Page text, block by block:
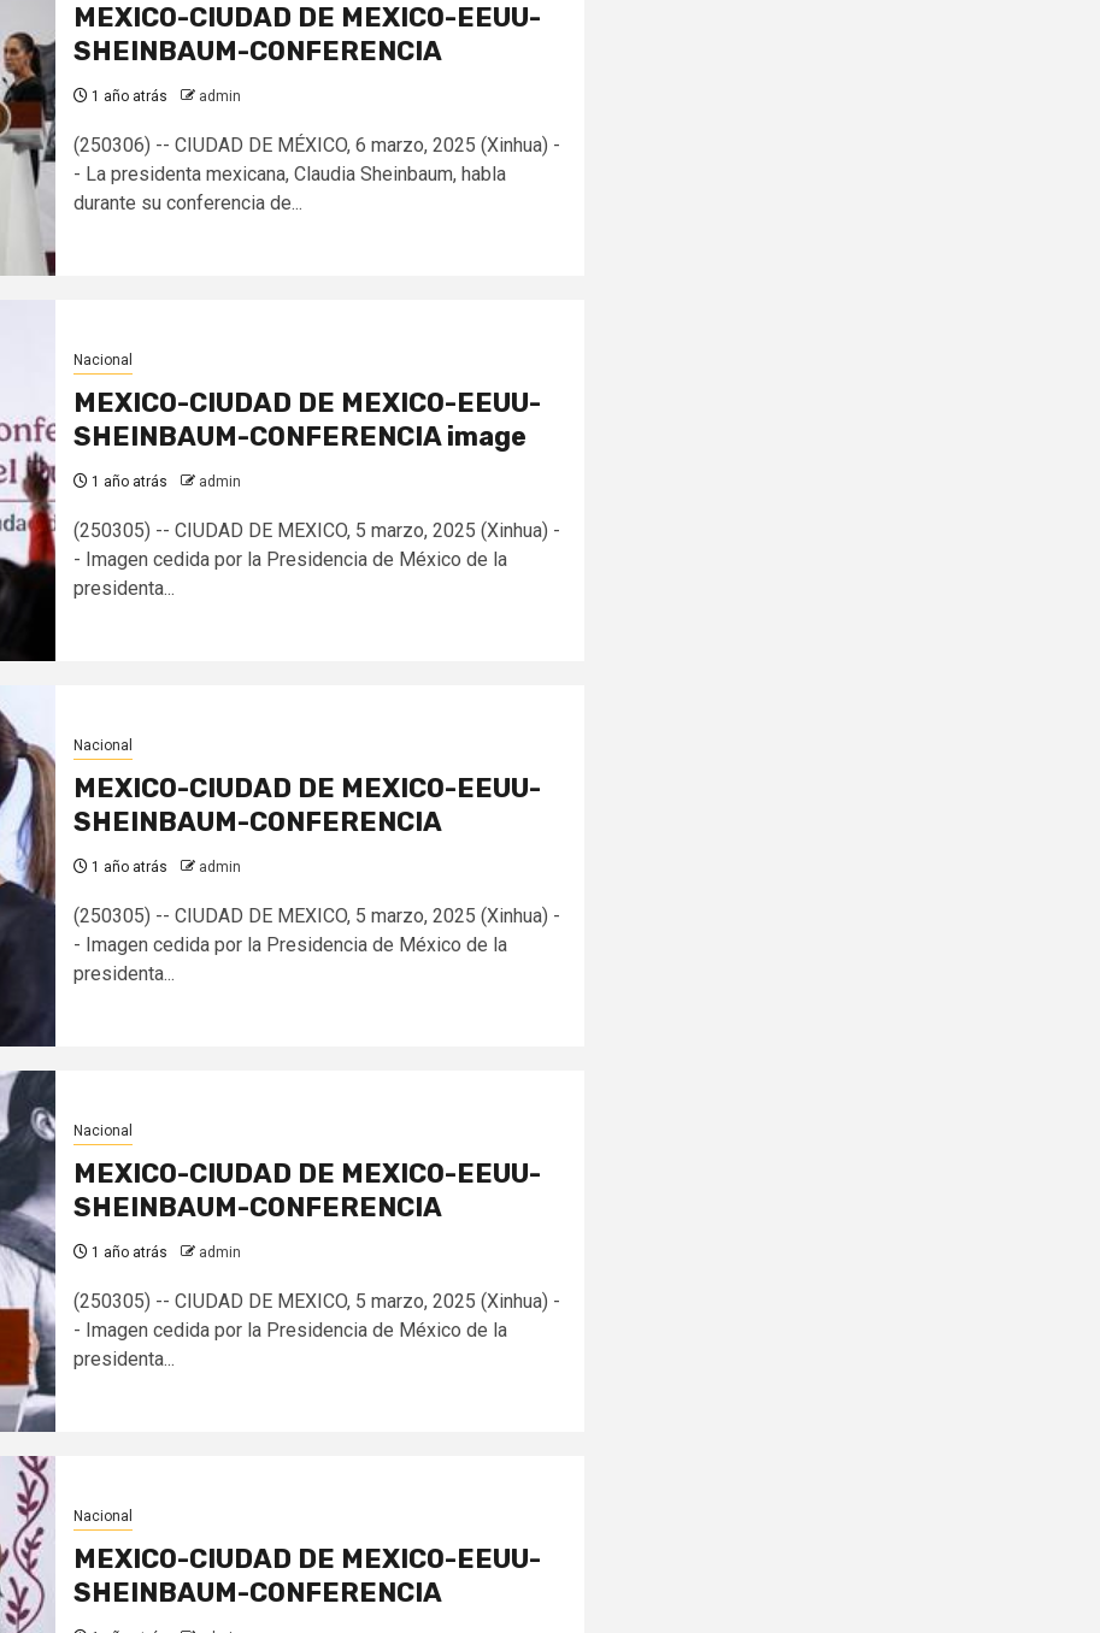
MEXICO-CIUDAD DE MEXICO-EEUU-
SHEINBAUM-CONFERENCIA
1 año atrás admin
(250306) -- CIUDAD DE MÉXICO, 6 marzo, 2025 (Xinhua) -
- La presidenta mexicana, Claudia Sheinbaum, habla
durante su conferencia de...
Nacional
MEXICO-CIUDAD DE MEXICO-EEUU-
SHEINBAUM-CONFERENCIA image
1 año atrás admin
(250305) -- CIUDAD DE MEXICO, 5 marzo, 2025 (Xinhua) -
- Imagen cedida por la Presidencia de México de la
presidenta...
Nacional
MEXICO-CIUDAD DE MEXICO-EEUU-
SHEINBAUM-CONFERENCIA
1 año atrás admin
(250305) -- CIUDAD DE MEXICO, 5 marzo, 2025 (Xinhua) -
- Imagen cedida por la Presidencia de México de la
presidenta...
Nacional
MEXICO-CIUDAD DE MEXICO-EEUU-
SHEINBAUM-CONFERENCIA
1 año atrás admin
(250305) -- CIUDAD DE MEXICO, 5 marzo, 2025 (Xinhua) -
- Imagen cedida por la Presidencia de México de la
presidenta...
Nacional
MEXICO-CIUDAD DE MEXICO-EEUU-
SHEINBAUM-CONFERENCIA